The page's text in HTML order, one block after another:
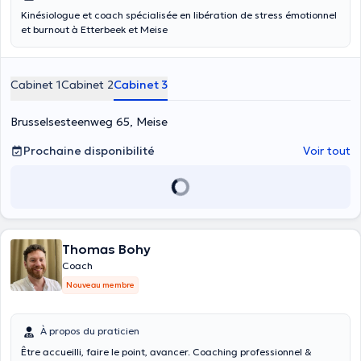
Kinésiologue et coach spécialisée en libération de stress émotionnel
et burnout à Etterbeek et Meise
Cabinet 1Cabinet 2Cabinet 3
Brusselsesteenweg 65, Meise
Prochaine disponibilité
Voir tout
Thomas Bohy
Coach
Nouveau membre
À propos du praticien
Être accueilli, faire le point, avancer. Coaching professionnel &